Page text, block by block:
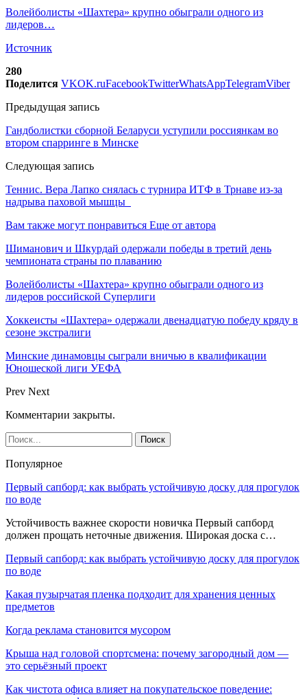
Волейболисты «Шахтера» крупно обыграли одного из
лидеров…
Источник
280
Поделится VKOK.ruFacebookTwitterWhatsAppTelegramViber
Предыдущая запись
Гандболистки сборной Беларуси уступили россиянкам во
втором спарринге в Минске
Следующая запись
Теннис. Вера Лапко снялась с турнира ИТФ в Трнаве из-за
надрыва паховой мышцы
Вам также могут понравиться Еще от автора
Шиманович и Шкурдай одержали победы в третий день
чемпионата страны по плаванию
Волейболисты «Шахтера» крупно обыграли одного из
лидеров российской Суперлиги
Хоккеисты «Шахтера» одержали двенадцатую победу кряду в
сезоне экстралиги
Минские динамовцы сыграли вничью в квалификации
Юношеской лиги УЕФА
Prev Next
Комментарии закрыты.
Популярное
Первый сапборд: как выбрать устойчивую доску для прогулок
по воде
Устойчивость важнее скорости новичка Первый сапборд
должен прощать неточные движения. Широкая доска с…
Первый сапборд: как выбрать устойчивую доску для прогулок
по воде
Какая пузырчатая пленка подходит для хранения ценных
предметов
Когда реклама становится мусором
Крыша над головой спортсмена: почему загородный дом —
это серьёзный проект
Как чистота офиса влияет на покупательское поведение: